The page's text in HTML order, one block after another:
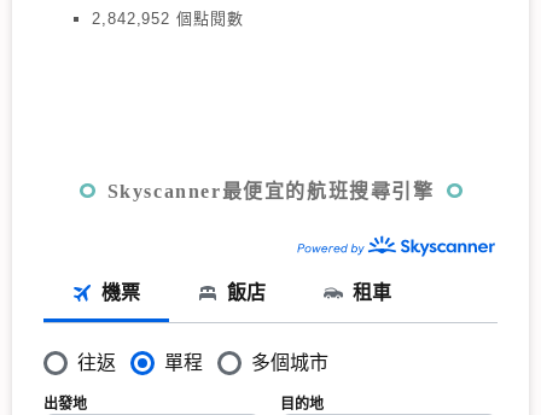
2,842,952 個點閱數
Skyscanner最便宜的航班搜尋引擎